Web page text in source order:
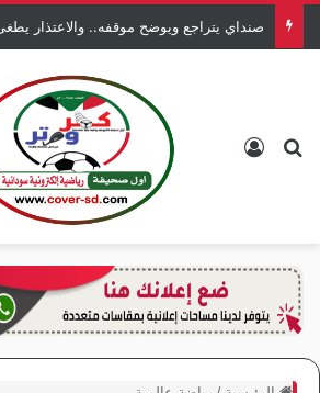
الهلال كوستى يدعو للقاء جامع
بحث عنتسجيل الدخول